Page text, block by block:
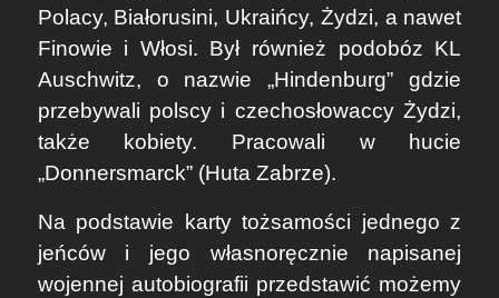
Polacy, Białorusini, Ukraińcy, Żydzi, a nawet
Finowie i Włosi. Był również podobóz KL
Auschwitz, o nazwie „Hindenburg” gdzie
przebywali polscy i czechosłowaccy Żydzi,
także kobiety. Pracowali w hucie
„Donnersmarck” (Huta Zabrze).
Na podstawie karty tożsamości jednego z
jeńców i jego własnoręcznie napisanej
wojennej autobiografii przedstawić możemy